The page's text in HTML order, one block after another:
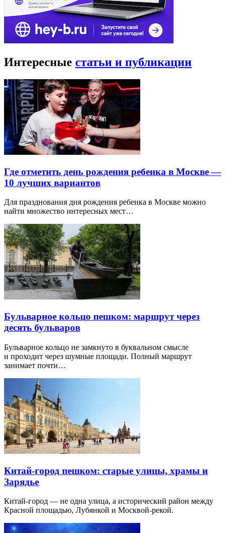
Интересные статьи и публикации
Где отметить день рождения ребенка в Москве —
10 лучших вариантов
Для празднования дня рождения ребенка в Москве можно
найти множество интересных мест…
Бульварное кольцо пешком: маршрут через
десять бульваров
Бульварное кольцо не замкнуто в буквальном смысле
и проходит через шумные площади. Полный маршрут
занимает почти…
Китай-город пешком: старые улицы, храмы и
Зарядье
Китай-город — не одна улица, а исторический район между
Красной площадью, Лубянкой и Москвой-рекой.